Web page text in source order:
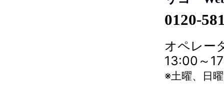
0120-
オペレー
13:00～
※土曜、日